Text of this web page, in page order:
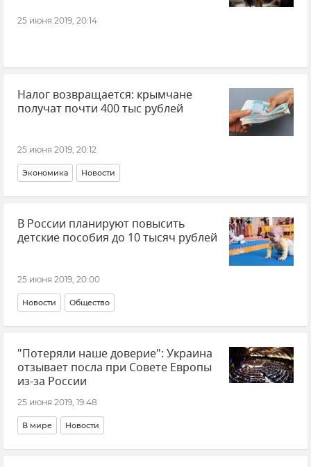
25 июня 2019, 20:14
Налог возвращается: крымчане
получат почти 400 тыс рублей
25 июня 2019, 20:12
Экономика Новости
В России планируют повысить
детские пособия до 10 тысяч рублей
25 июня 2019, 20:00
Новости Общество
"Потеряли наше доверие": Украина
отзывает посла при Совете Европы
из-за России
25 июня 2019, 19:48
В мире Новости